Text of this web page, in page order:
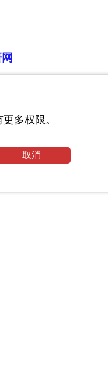
多权限。
取消